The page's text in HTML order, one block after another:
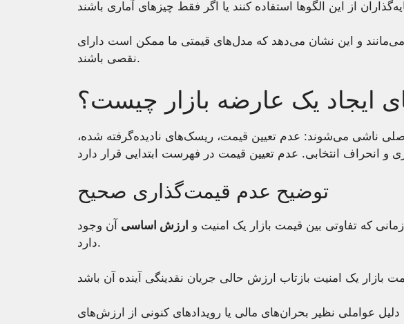
و این نشان می‌دهد که مدل‌های قیمتی ما ممکن است دارای
نقصی باشند.
ایجاد یک عارضه بازار چیست؟
ناشی می‌شوند: عدم تعیین قیمت، ریسک‌های نادیده‌گرفته شده،
توضیح عدم قیمت‌گذاری صحیح
که تفاوتی بین قیمت بازار یک امنیت و ارزش اساسی آن وجود
دارد.
عواملی نظیر بحران‌های مالی یا رویدادهای کنونی از ارزش‌های